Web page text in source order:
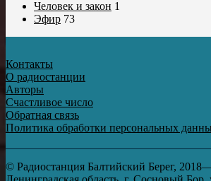
Человек и закон 1
Эфир 73
Контакты
О радиостанции
Авторы
Счастливое число
Обратная связь
Политика обработки персональных
© Радиостанция Балтийский Берег,